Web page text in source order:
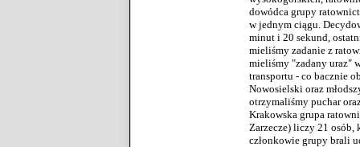
dowódca grupy
w jednym ciągu.
minut i 20 sekund,
mieliśmy zadanie z
mieliśmy "zadany uraz"
transportu - co bacznie
Nowosielski oraz
otrzymaliśmy puchar
Krakowska grupa
Zarzecze) liczy 21 osób,
członkowie grupy brali